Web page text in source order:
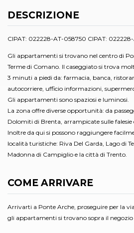
DESCRIZIONE
CIPAT: 022228-AT-058750 CIPAT: 022228-
Gli appartamenti si trovano nel centro di
Terme di Comano. Il caseggiato si trova
3 minuti a piedi da: farmacia, banca,
autocorriere, ufficio informazioni,
Gli appartamenti sono spaziosi e luminosi.
La zona offre diverse opportunità: da
Dolomiti di Brenta, arrampicate sulle
Inoltre da qui si possono raggiungere
località turistiche: Riva Del Garda, Lago di
Madonna di Campiglio e la città di Trento.
COME ARRIVARE
Arrivarti a Ponte Arche, proseguire per la
gli appartamenti si trovano sopra il